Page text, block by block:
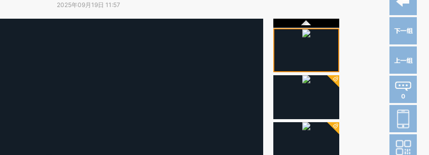
2025年09月19日 11:57
0
登